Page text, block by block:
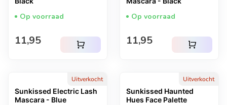
Op voorraad
Normale prijs
11,95 shopping_cart
Op voorraad
Normale prijs
11,95 shopping_cart
Uitverkocht
Sunkissed Electric Lash
Mascara - Blue
Uitverkocht
Sunkissed Haunted
Hues Face Palette